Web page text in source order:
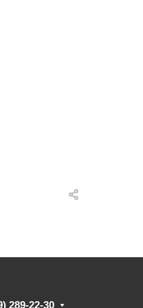
289-22-30